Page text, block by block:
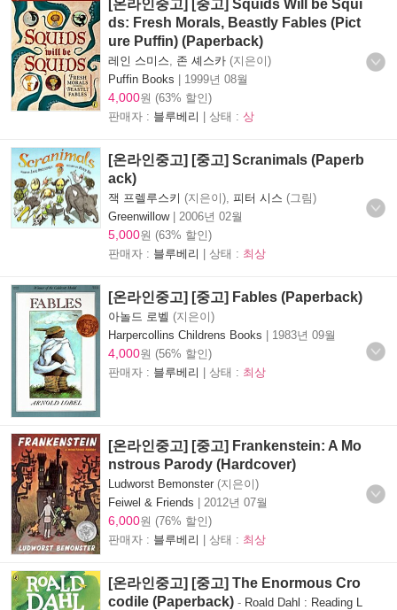
[온라인중고] [중고] Squids Will be Squi
ds: Fresh Morals, Beastly Fables (Pict
ure Puffin) (Paperback)
레인 스미스 존 셰스카 (지은이)
Puffin Books | 1999년 08월
4,000원 (63% 할인)
판매자 : 블루베리 | 상태 : 상
[온라인중고] [중고] Scranimals (Paperb
ack)
잭 프렐루스키 (지은이), 피터 시스 (그림)
Greenwillow| 2006년 02월
5,000원 (63% 할인)
판매자 : 블루베리 | 상태 : 최상
[온라인중고] [중고] Fables (Paperback)
아놀드 로벨 (지은이)
Harpercollins Childrens Books | 1983년 09월
4,000원 (56% 할인)
판매자 : 블루베리 | 상태 : 최상
[온라인중고] [중고] Frankenstein: A Mo
nstrous Parody (Hardcover)
Ludworst Bemonster (지은이)
Feiwel & Friends | 2012년 07월
6,000원 (76% 할인)
판매자 : 블루베리 | 상태 : 최상
[온라인중고] [중고] The Enormous Cro
codile (Paperback) - Roald Dahl : Reading L